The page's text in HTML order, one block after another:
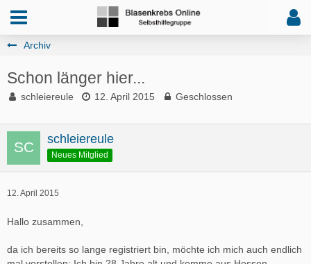
Archiv
Schon länger hier...
schleiereule 12. April 2015 Geschlossen
schleiereule
Neues Mitglied
12. April 2015
Hallo zusammen,
da ich bereits so lange registriert bin, möchte ich mich auch endlich